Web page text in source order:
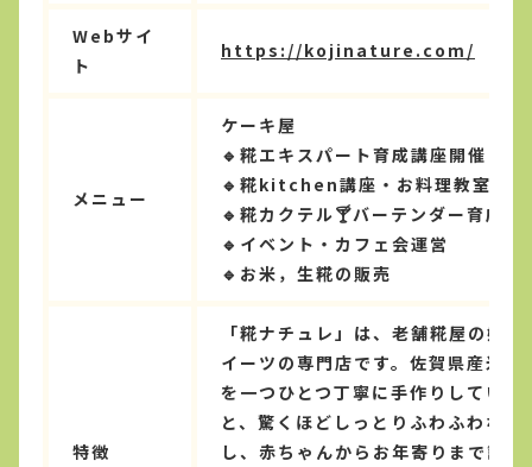
Webサイ
ト
https://kojinature.com/
メニュー
ケーキ屋
🔹糀エキスパート育成講座開催
🔹糀kitchen講座・お料理教室開催
🔹糀カクテル🍸バーテンダー育成講
🔹イベント・カフェ会運営
🔹お米，生糀の販売
特徴
「糀ナチュレ」は、老舗糀屋の娘
イーツの専門店です。佐賀県産米
を一つひとつ丁寧に手作りしてい
と、驚くほどしっとりふわふわな
し、赤ちゃんからお年寄りまで誰